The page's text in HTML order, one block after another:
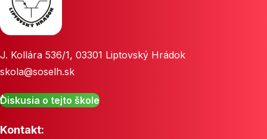
J. Kollára 536/1, 03301 Liptovský Hrádok
skola@soselh.sk
Diskusia o tejto škole
Kontakt: